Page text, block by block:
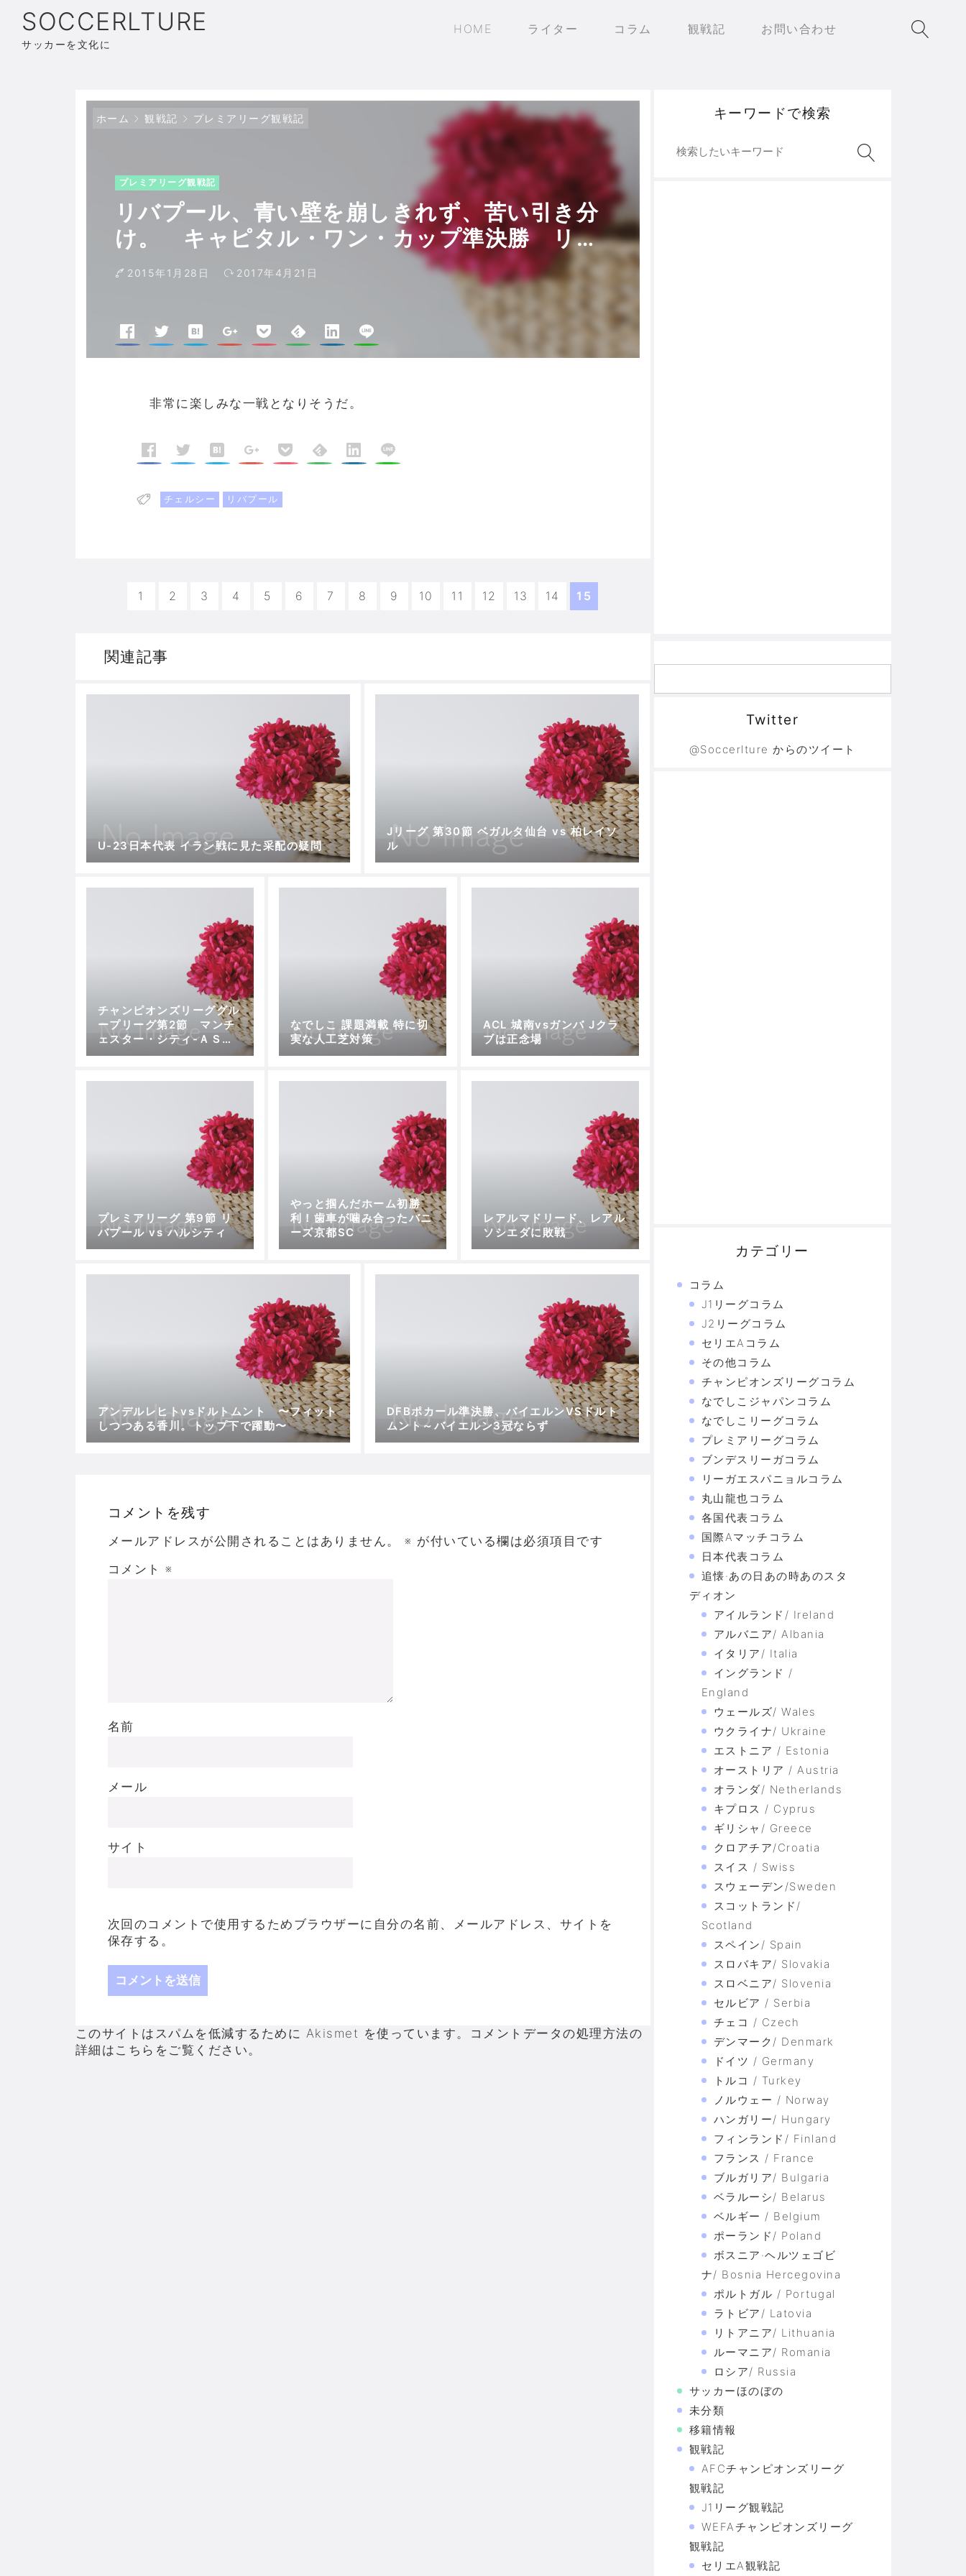
SOCCERLTURE
サッカーを文化に
HOME ライター コラム 観戦記 お問い合わせ
ホーム 観戦記 プレミアリーグ観戦記
プレミアリーグ観戦記
リバプール、青い壁を崩しきれず、苦い引き分
け。 キャピタル・ワン・カップ準決勝 リバ
プール−チェルシー
2015年1月28日 2017年4月21日
非常に楽しみな一戦となりそうだ。
チェルシー リバプール
1 2 3 4 5 6 7 8 9 10 11 12 13 14 15
関連記事
U-23日本代表 イラン戦に見た采配の疑問
Jリーグ 第30節 ベガルタ仙台 vs 柏レイソ
ル
チャンピオンズリーググル
ープリーグ第2節 マンチ
ェスター・シティ-ＡＳロ
ーマ トッティの技あり弾
なでしこ 課題満載 特に切
実な人工芝対策
ACL 城南vsガンバ Jクラ
ブは正念場
プレミアリーグ 第9節 リ
バプール vs ハルシティ
やっと掴んだホーム初勝
利！歯車が噛み合ったバニ
ーズ京都SC
レアルマドリード、レアル
ソシエダに敗戦
アンデルレヒトvsドルトムント 〜フィット
しつつある香川。トップ下で躍動〜
DFBポカール準決勝、バイエルンVSドルト
ムント～バイエルン3冠ならず
コメントを残す
メールアドレスが公開されることはありません。 ※ が付いている欄は必須項目です
コメント ※
名前
メール
サイト
次回のコメントで使用するためブラウザーに自分の名前、メールアドレス、サイトを
保存する。
このサイトはスパムを低減するために Akismet を使っています。
コメントデータの処理方法の
詳細はこちらをご覧ください。
キーワードで検索
Twitter
@Soccerlture からのツイート
カテゴリー
コラム
J1リーグコラム
J2リーグコラム
セリエAコラム
その他コラム
チャンピオンズリーグコラム
なでしこジャパンコラム
なでしこリーグコラム
プレミアリーグコラム
ブンデスリーガコラム
リーガエスパニョルコラム
丸山龍也コラム
各国代表コラム
国際Aマッチコラム
日本代表コラム
追懐·あの日あの時あのスタ
ディオン
アイルランド/ Ireland
アルバニア/ Albania
イタリア/ Italia
イングランド /
England
ウェールズ/ Wales
ウクライナ/ Ukraine
エストニア / Estonia
オーストリア / Austria
オランダ/ Netherlands
キプロス / Cyprus
ギリシャ/ Greece
クロアチア/Croatia
スイス / Swiss
スウェーデン/Sweden
スコットランド/
Scotland
スペイン/ Spain
スロバキア/ Slovakia
スロベニア/ Slovenia
セルビア / Serbia
チェコ / Czech
デンマーク/ Denmark
ドイツ / Germany
トルコ / Turkey
ノルウェー / Norway
ハンガリー/ Hungary
フィンランド/ Finland
フランス / France
ブルガリア/ Bulgaria
ベラルーシ/ Belarus
ベルギー / Belgium
ポーランド/ Poland
ボスニア·ヘルツェゴビ
ナ/ Bosnia Hercegovina
ポルトガル / Portugal
ラトビア/ Latovia
リトアニア/ Lithuania
ルーマニア/ Romania
ロシア/ Russia
サッカーほのぼの
未分類
移籍情報
観戦記
AFCチャンピオンズリーグ
観戦記
J1リーグ観戦記
WEFAチャンピオンズリーグ
観戦記
セリエA観戦記